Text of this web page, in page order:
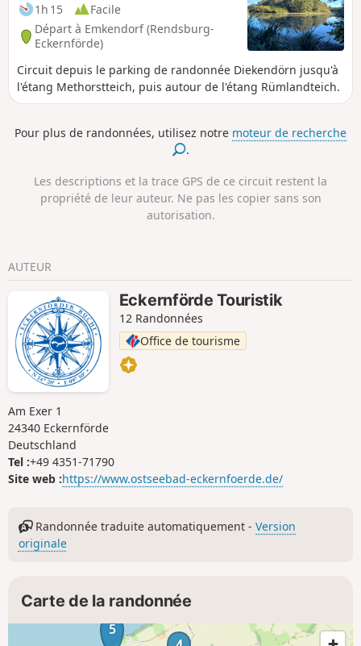
1h 15
Facile
Départ à Emkendorf (Rendsburg-
Eckernförde)
Circuit depuis le parking de randonnée Diekendörn jusqu'à
l'étang Methorstteich, puis autour de l'étang Rümlandteich.
Pour plus de randonnées, utilisez notre moteur de recherche
.
Les descriptions et la trace GPS de ce circuit restent la
propriété de leur auteur. Ne pas les copier sans son
autorisation.
AUTEUR
Eckernförde Touristik
12 Randonnées
Office de tourisme
Am Exer 1
24340 Eckernförde
Deutschland
Tel :+49 4351-71790
Site web :https://www.ostseebad-eckernfoerde.de/
Randonnée traduite automatiquement -Version
originale
Carte de la randonnée
5